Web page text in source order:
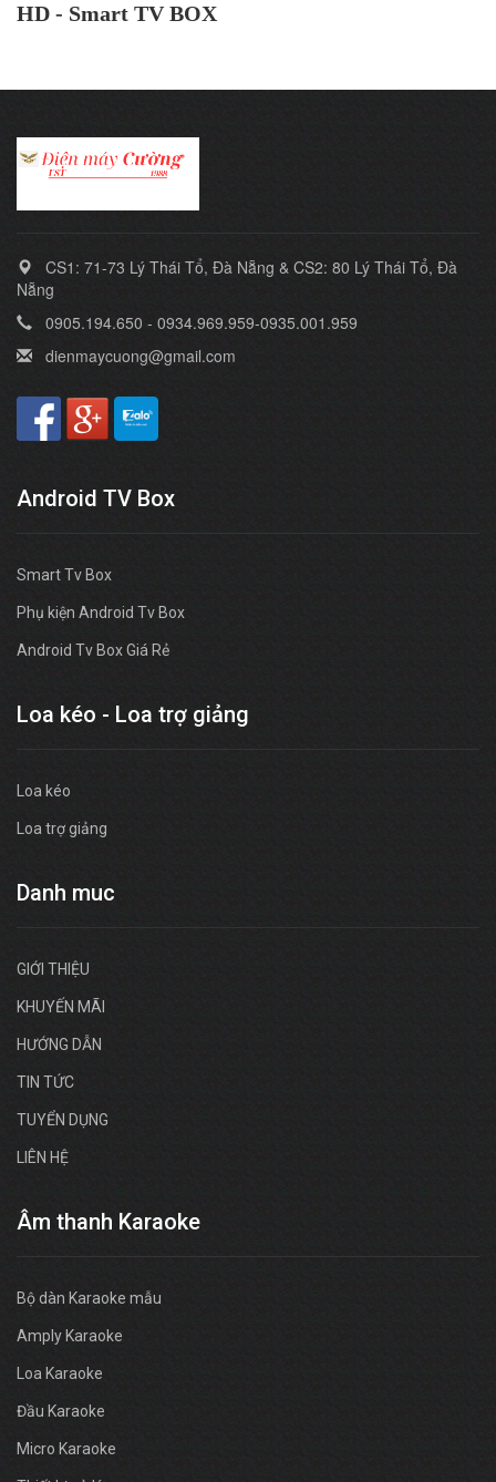
HD - Smart TV BOX
CS1: 71-73 Lý Thái Tổ, Đà Nẵng & CS2: 80 Lý Thái Tổ, Đà
Nẵng
0905.194.650 - 0934.969.959-0935.001.959
dienmaycuong@gmail.com
Android TV Box
Smart Tv Box
Phụ kiện Android Tv Box
Android Tv Box Giá Rẻ
Loa kéo - Loa trợ giảng
Loa kéo
Loa trợ giảng
Danh muc
GIỚI THIỆU
KHUYẾN MÃI
HƯỚNG DẪN
TIN TỨC
TUYỂN DỤNG
LIÊN HỆ
Âm thanh Karaoke
Bộ dàn Karaoke mẫu
Amply Karaoke
Loa Karaoke
Đầu Karaoke
Micro Karaoke